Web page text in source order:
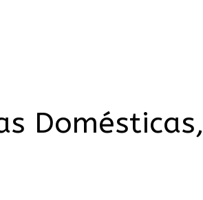
Domésticas,